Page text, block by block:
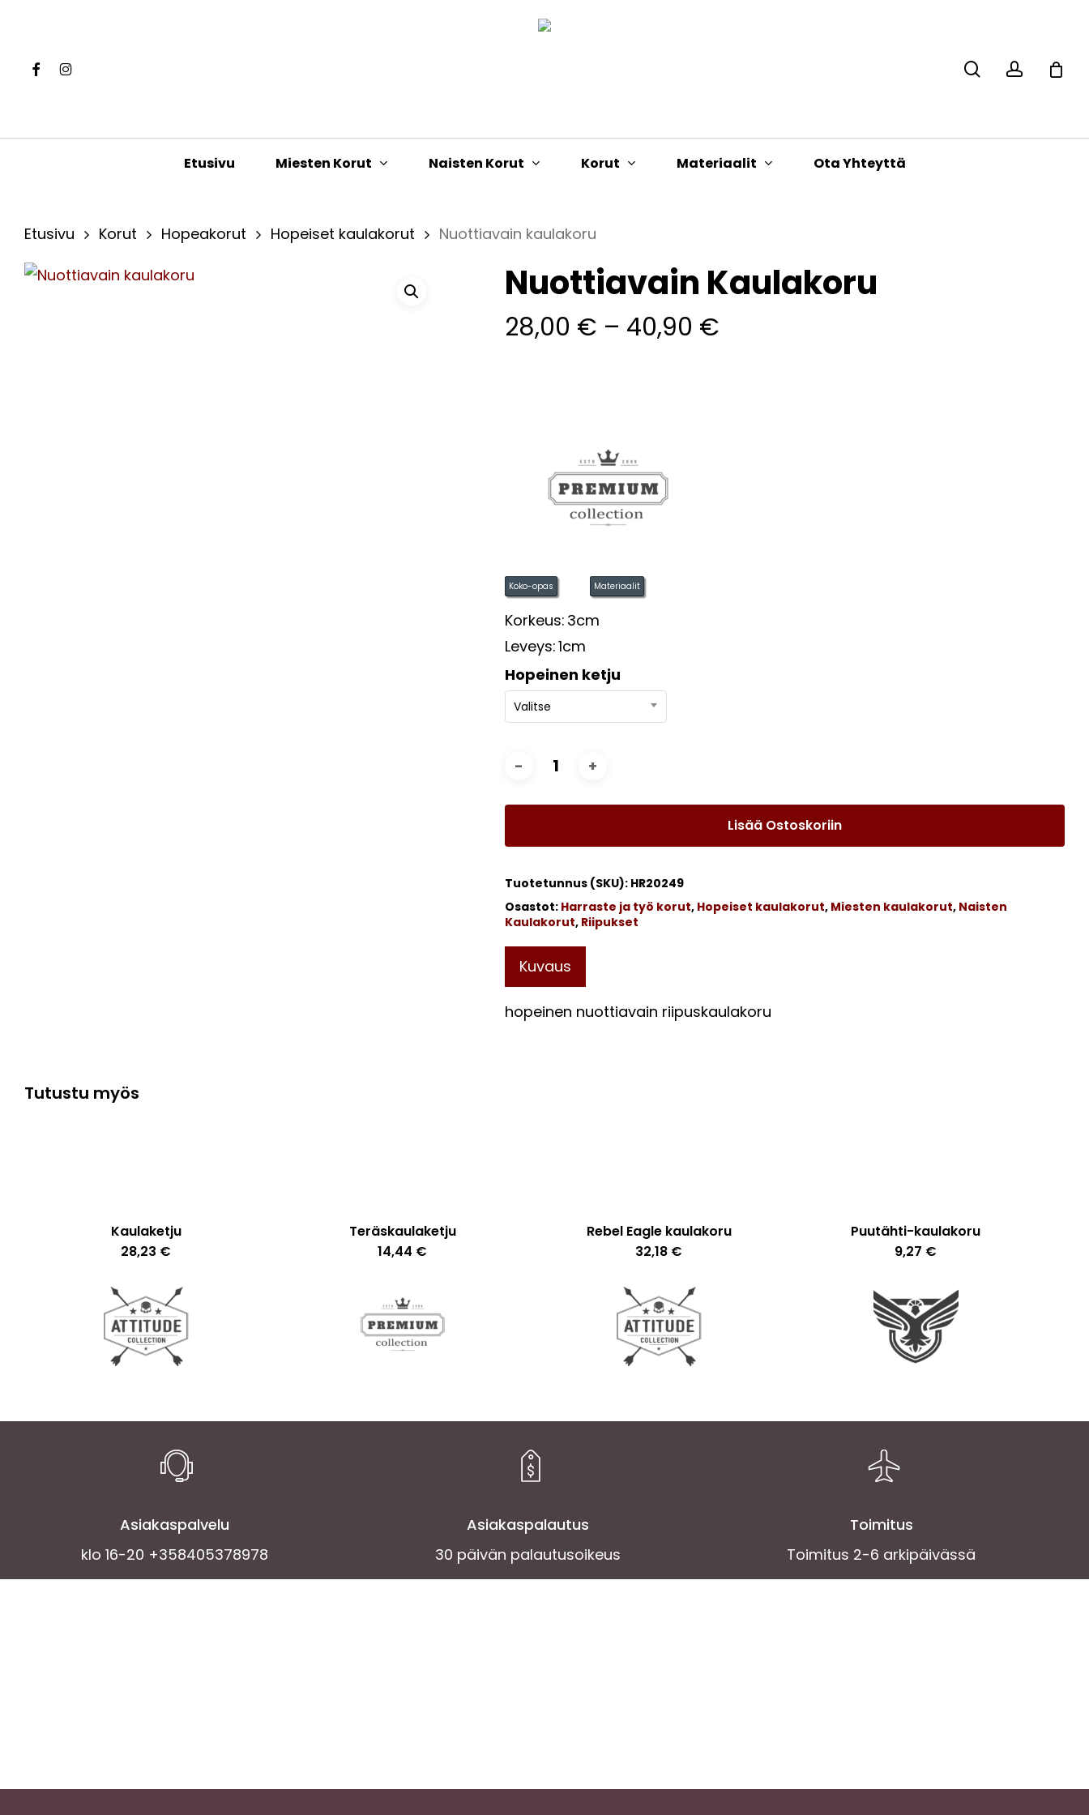
main
Hit enter to search or ESC to close
FacebookInstagram
Etusivu Miesten Korut Naisten Korut Korut Materiaalit Ota Yhteyttä
Etusivu Korut Hopeakorut Hopeiset kaulakorut Nuottiavain kaulakoru
Nuottiavain Kaulakoru
28,00 € – 40,90 €Hintaluokka:
Koko-opas Materiaalit
Korkeus: 3cm
Leveys:1cm
Hopeinen ketju
Valitse
Lisää Ostoskoriin
Tuotetunnus (SKU): HR20249
Osastot: Harraste ja työ korut, Hopeiset kaulakorut, Miesten kaulakorut, Naisten
Kaulakorut, Riipukset
Kuvaus
hopeinen nuottiavain riipuskaulakoru
Tutustu myös
Kaulaketju
28,23 €
Teräskaulaketju
14,44 €
Rebel Eagle kaulakoru
32,18 €
Puutähti-kaulakoru
9,27 €
Asiakaspalvelu
klo 16-20 +358405378978
Asiakaspalautus
30 päivän palautusoikeus
Toimitus
Toimitus 2-6 arkipäivässä